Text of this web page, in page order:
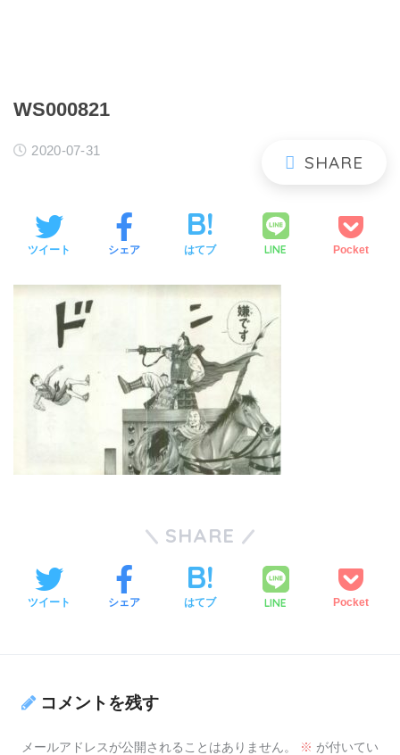
WS000821
2020-07-31
ツイート シェア はてブ LINE Pocket
SHARE
ツイート シェア はてブ LINE Pocket
コメントを残す
メールアドレスが公開されることはありません。 ※ が付いてい